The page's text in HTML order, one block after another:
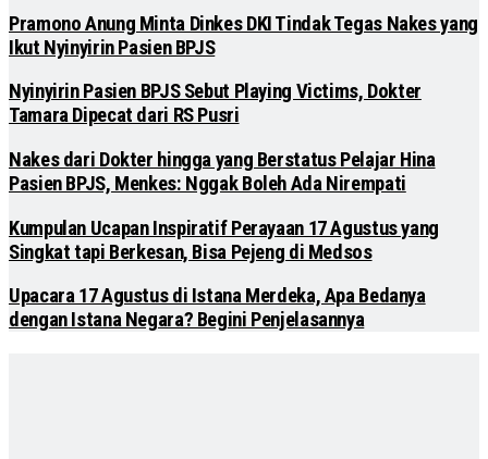
Pramono Anung Minta Dinkes DKI Tindak Tegas Nakes yang
Ikut Nyinyirin Pasien BPJS
Nyinyirin Pasien BPJS Sebut Playing Victims, Dokter
Tamara Dipecat dari RS Pusri
Nakes dari Dokter hingga yang Berstatus Pelajar Hina
Pasien BPJS, Menkes: Nggak Boleh Ada Nirempati
Kumpulan Ucapan Inspiratif Perayaan 17 Agustus yang
Singkat tapi Berkesan, Bisa Pejeng di Medsos
Upacara 17 Agustus di Istana Merdeka, Apa Bedanya
dengan Istana Negara? Begini Penjelasannya